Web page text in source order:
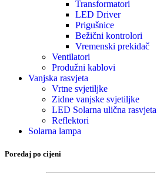
Transformatori
LED Driver
Prigušnice
Bežični kontrolori
Vremenski prekidač
Ventilatori
Produžni kablovi
Vanjska rasvjeta
Vrtne svjetiljke
Zidne vanjske svjetiljke
LED Solarna ulična rasvjeta
Reflektori
Solarna lampa
Poredaj po cijeni